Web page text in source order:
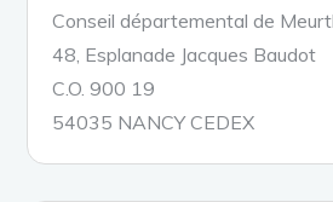
Conseil départemental de
48, Esplanade Jacques Baudot
C.O. 900 19
54035 NANCY CEDEX